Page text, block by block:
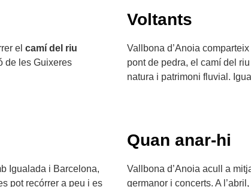
el camí del riu
de les Guixeres
Voltants
Vallbona d’Anoia
pont de pedra, el camí del
natura i patrimoni fluvial.
Igualada i Barcelona,
pot recórrer a peu i es
Quan anar-hi
Vallbona d’Anoia acull a
germanor i concerts. A